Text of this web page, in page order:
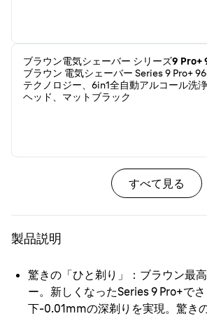
ブラウン電気シェーバー シリーズ9
ブラウン 電気シェーバー Series 9 Pro+
テクノロジー、6in1全自動アルコール洗
ヘッド、マットブラック
すべて見る
製品説明
驚きの「ひと剃り」
：ブラウン最
ー。新しくなったSeries 9 Pro+で
下-0.01mmの深剃りを実現。驚き